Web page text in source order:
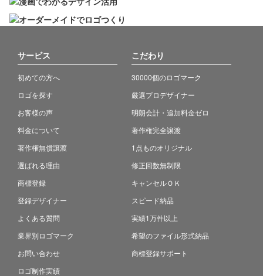
サービス
初めての方へ
ロゴを探す
お客様の声
料金について
著作権無償譲渡
選ばれる理由
商標登録
登録デザイナー
よくある質問
業界別ロゴマーク
お問い合わせ
ロゴ制作実績
こだわり
30000個のロゴマーク
厳選プロデザイナー
明朗会計・追加料金ゼロ
著作権完全譲渡
1点ものオリジナル
修正回数無制限
キャンセルＯＫ
スピード納品
実績1万件以上
希望のファイル形式納品
商標登録サポート